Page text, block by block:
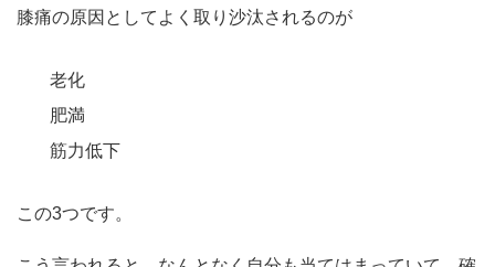
膝痛の原因としてよく取り沙汰されるのが
老化
肥満
筋力低下
この3つです。